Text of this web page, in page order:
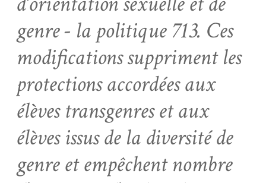
genre - la politique 713. Ces
modifications suppriment les
protections accordées aux
élèves transgenres et aux
élèves issus de la diversité de
genre et empêchent nombre